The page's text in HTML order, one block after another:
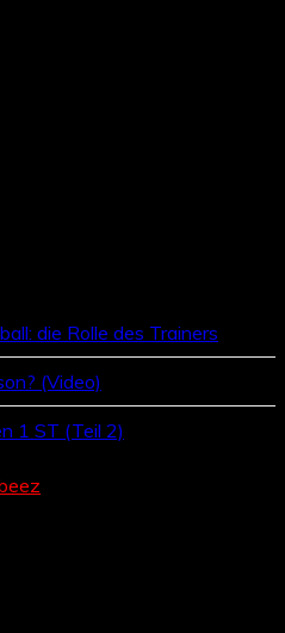
die Rolle des Trainers
(Video)
1 ST (Teil 2)